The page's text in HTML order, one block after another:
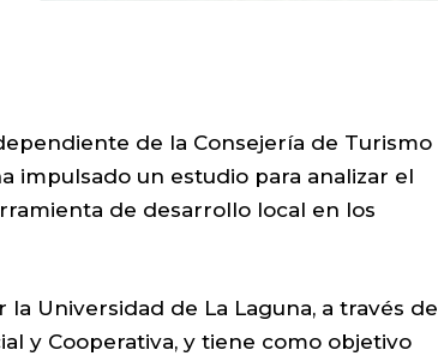
de la Consejería de Turismo
impulsado un estudio para analizar el
de desarrollo local en los
Universidad de La Laguna, a través de
y Cooperativa, y tiene como objetivo